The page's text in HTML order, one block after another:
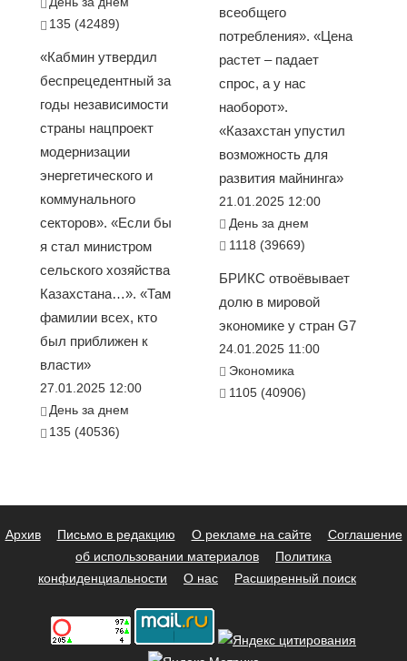
135 (42489)
«Кабмин утвердил
беспрецедентный за
годы независимости
страны нацпроект
модернизации
энергетического и
коммунального
секторов». «Если бы
я стал министром
сельского хозяйства
Казахстана…». «Там
фамилии всех, кто
был приближен к
власти»
27.01.2025 12:00
День за днем
135 (40536)
всеобщего
потребления». «Цена
растет – падает
спрос, а у нас
наоборот».
«Казахстан упустил
возможность для
развития майнинга»
21.01.2025 12:00
День за днем
1118 (39669)
БРИКС отвоёвывает
долю в мировой
экономике у стран G7
24.01.2025 11:00
Экономика
1105 (40906)
Архив Письмо в редакцию О рекламе на сайте
Соглашение
об использовании материалов
Политика
конфиденциальности
О нас Расширенный поиск